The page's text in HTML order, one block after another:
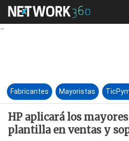
HP
Fabricantes Mayoristas
HP aplicará los
plantilla en ventas y